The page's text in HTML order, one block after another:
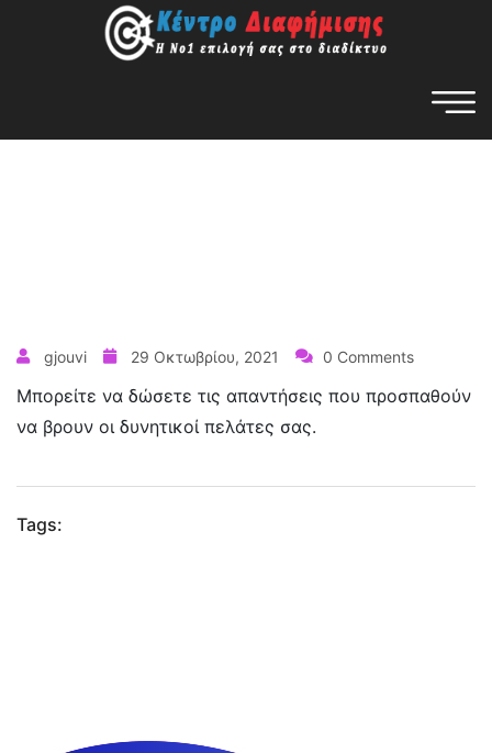
gjouvi 29 Οκτωβρίου, 2021 0 Comments
Μπορείτε να δώσετε τις απαντήσεις που προσπαθούν
να βρουν οι δυνητικοί πελάτες σας.
Tags: